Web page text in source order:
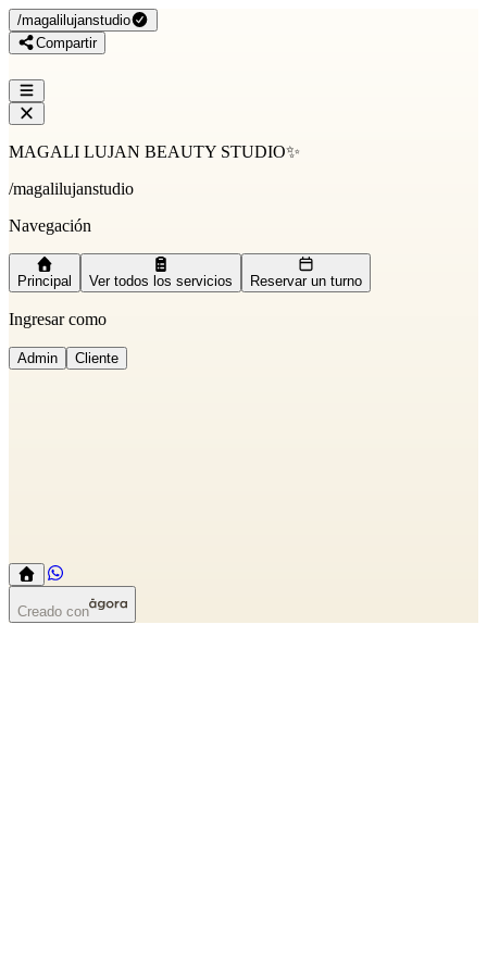
/magalilujanstudio
Compartir
MAGALI LUJAN BEAUTY STUDIO✨
/magalilujanstudio
Navegación
Principal Ver todos los servicios Reservar un turno
Ingresar como
Admin Cliente
Creado con